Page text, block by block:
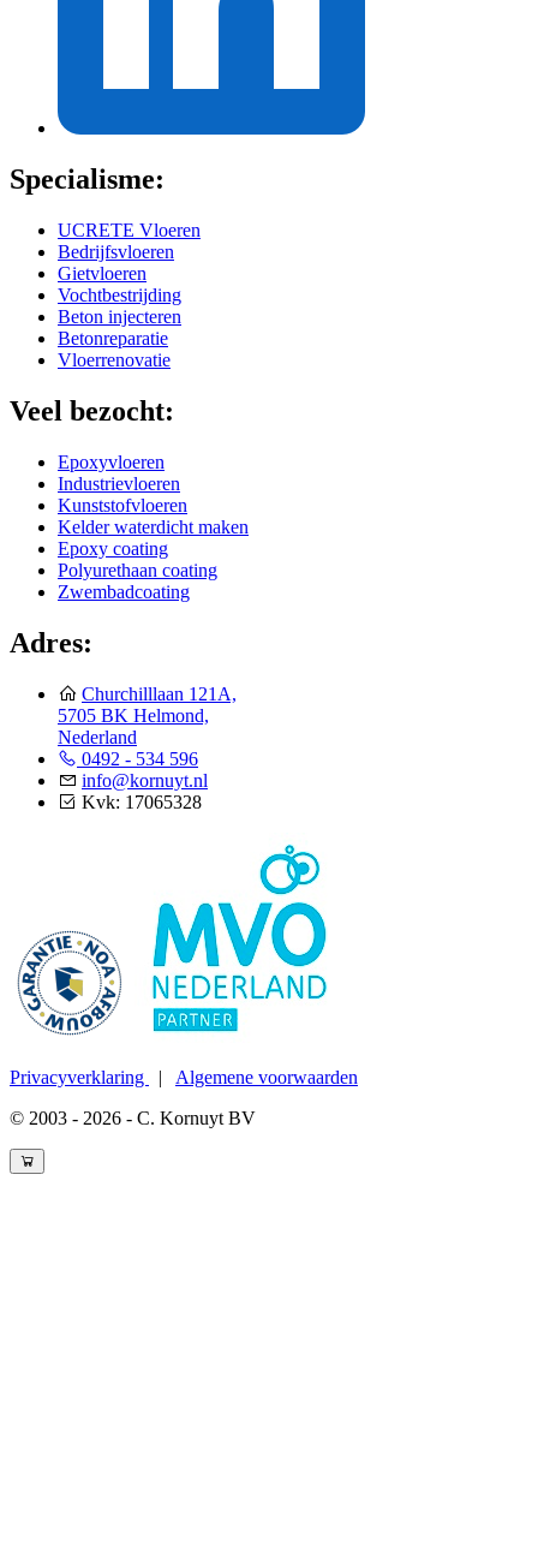
Specialisme:
UCRETE Vloeren
Bedrijfsvloeren
Gietvloeren
Vochtbestrijding
Beton injecteren
Betonreparatie
Vloerrenovatie
Veel bezocht:
Epoxyvloeren
Industrievloeren
Kunststofvloeren
Kelder waterdicht maken
Epoxy coating
Polyurethaan coating
Zwembadcoating
Adres:
Churchilllaan 121A,
5705 BK Helmond,
Nederland
0492 - 534 596
info@kornuyt.nl
Kvk: 17065328
Privacyverklaring | Algemene voorwaarden
© 2003 - 2026 - C. Kornuyt BV